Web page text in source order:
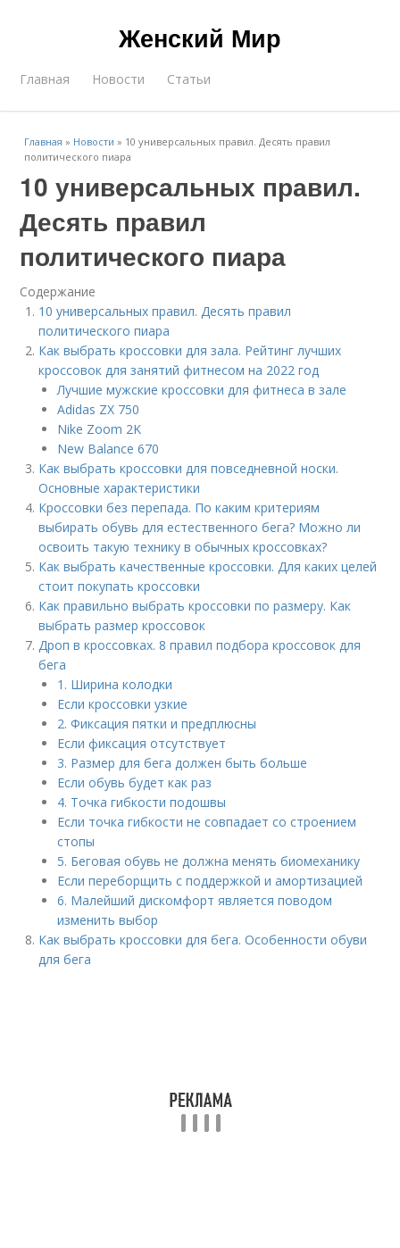
Женский Мир
Главная Новости Статьи
Главная » Новости » 10 универсальных правил. Десять правил
политического пиара
10 универсальных правил.
Десять правил
политического пиара
Содержание
10 универсальных правил. Десять правил
политического пиара
Как выбрать кроссовки для зала. Рейтинг лучших
кроссовок для занятий фитнесом на 2022 год
Лучшие мужские кроссовки для фитнеса в зале
Adidas ZX 750
Nike Zoom 2K
New Balance 670
Как выбрать кроссовки для повседневной носки.
Основные характеристики
Кроссовки без перепада. По каким критериям
выбирать обувь для естественного бега? Можно ли
освоить такую технику в обычных кроссовках?
Как выбрать качественные кроссовки. Для каких целей
стоит покупать кроссовки
Как правильно выбрать кроссовки по размеру. Как
выбрать размер кроссовок
Дроп в кроссовках. 8 правил подбора кроссовок для
бега
1. Ширина колодки
Если кроссовки узкие
2. Фиксация пятки и предплюсны
Если фиксация отсутствует
3. Размер для бега должен быть больше
Если обувь будет как раз
4. Точка гибкости подошвы
Если точка гибкости не совпадает со строением
стопы
5. Беговая обувь не должна менять биомеханику
Если переборщить с поддержкой и амортизацией
6. Малейший дискомфорт является поводом
изменить выбор
Как выбрать кроссовки для бега. Особенности обуви
для бега